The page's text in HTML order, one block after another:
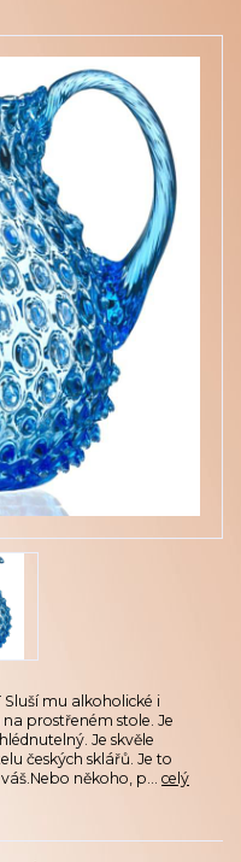
mu alkoholické i
prostřeném stole. Je
Je skvěle
českých sklářů. Je to
někoho, p... celý